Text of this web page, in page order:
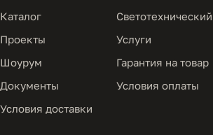
Каталог
Проекты
Услуги
Шоурум
Гарантия на товар
Документы
Условия оплаты
Условия доставки